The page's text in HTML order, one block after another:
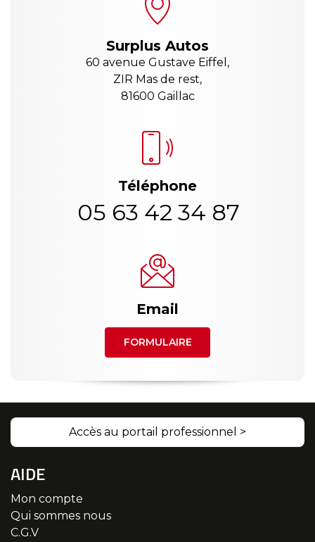
Surplus Autos
60 avenue Gustave Eiffel,
ZIR Mas de rest,
81600 Gaillac
Téléphone
05 63 42 34 87
Email
FORMULAIRE
Accès au portail professionnel >
AIDE
Mon compte
Qui sommes nous
C.G.V